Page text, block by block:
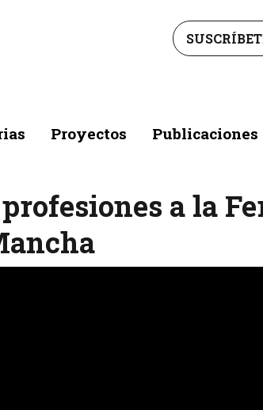
Proyectos Publicaciones
a la